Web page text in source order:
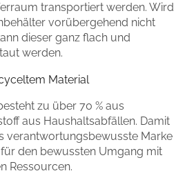
transportiert werden. Wird
vorübergehend nicht
dieser ganz flach und
werden.
Material
zu über 70 % aus
aus Haushaltsabfällen. Damit
verantwortungsbewusste Marke
den bewussten Umgang mit
Ressourcen.